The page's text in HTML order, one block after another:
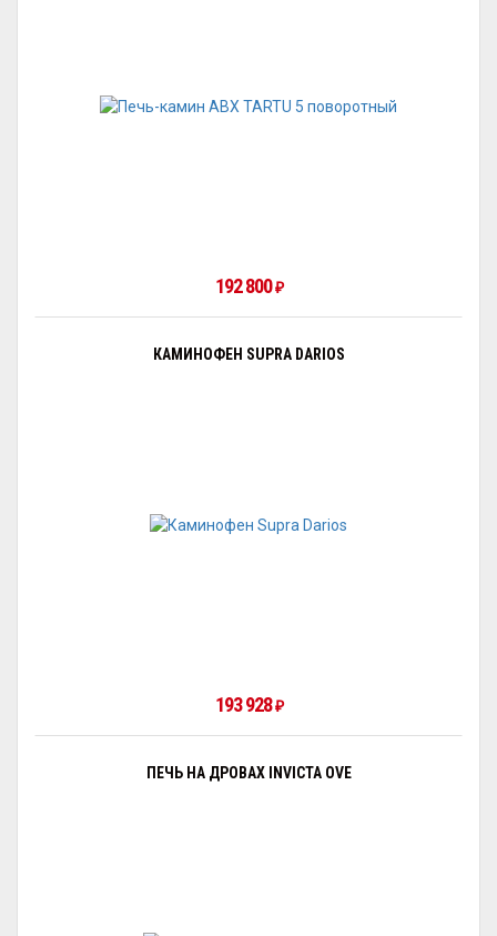
192 800₽
КАМИНОФЕН SUPRA DARIOS
193 928₽
ПЕЧЬ НА ДРОВАХ INVICTA OVE